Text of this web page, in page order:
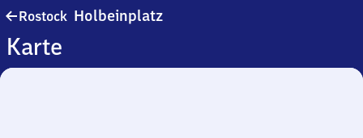
Rostock Holbeinplatz
Karte